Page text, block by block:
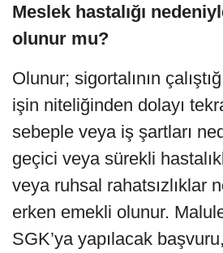
Meslek hastalığı
olunur mu?
Olunur; sigortalının
işin niteliğinden dolayı
sebeple veya iş şartları
geçici veya sürekli
veya ruhsal rahatsızlıklar
erken emekli olunur.
SGK’ya yapılacak